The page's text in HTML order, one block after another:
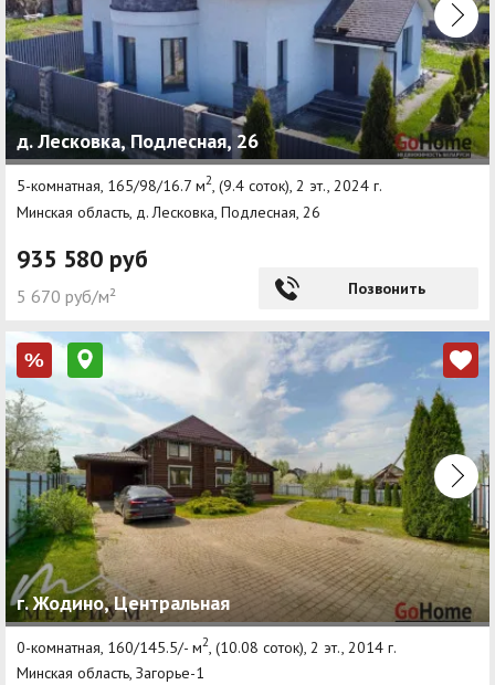
д. Лесковка, Подлесная, 26
5-комнатная, 165/98/16.7 м2, (9.4 соток), 2 эт., 2024 г.
Минская область, д. Лесковка, Подлесная, 26
935 580 руб
5 670 руб/м² Позвонить
%
г. Жодино, Центральная
0-комнатная, 160/145.5/- м2 , (10.08 соток), 2 эт., 2014 г.
Минская область, Загорье-1